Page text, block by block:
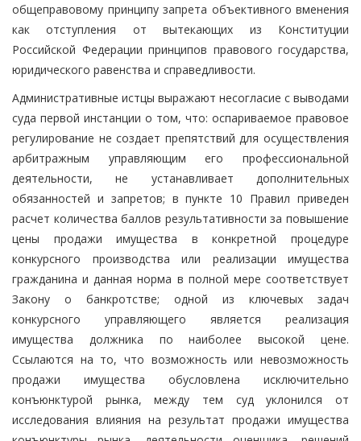
общеправовому принципу запрета объективного вменения
как отступления от вытекающих из Конституции
Российской Федерации принципов правового государства,
юридического равенства и справедливости.
Административные истцы выражают несогласие с выводами
суда первой инстанции о том, что: оспариваемое правовое
регулирование не создает препятствий для осуществления
арбитражным управляющим его профессиональной
деятельности, не устанавливает дополнительных
обязанностей и запретов; в пункте 10 Правил приведен
расчет количества баллов результативности за повышение
цены продажи имущества в конкретной процедуре
конкурсного производства или реализации имущества
гражданина и данная норма в полной мере соответствует
Закону о банкротстве; одной из ключевых задач
конкурсного управляющего является реализация
имущества должника по наиболее высокой цене.
Ссылаются на то, что возможность или невозможность
продажи имущества обусловлена исключительно
конъюнктурой рынка, между тем суд уклонился от
исследования влияния на результат продажи имущества